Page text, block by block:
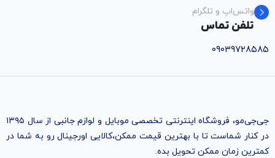
واتس‌اپ و تلگرام
تلفن تماس
۰۹۰۳۹۷۲۸۵۸۵
جی‌جی‌مو، فروشگاه اینترنتی تخصصی موبایل و لوازم جانبی از سال ۱۳۹۵
در کنار شماست تا با بهترین قیمت ممکن،‌کالایی اورجینال رو به شما در
کمترین زمان ممکن تحویل بده.